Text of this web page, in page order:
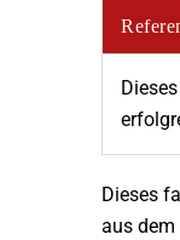
Dieses
aus